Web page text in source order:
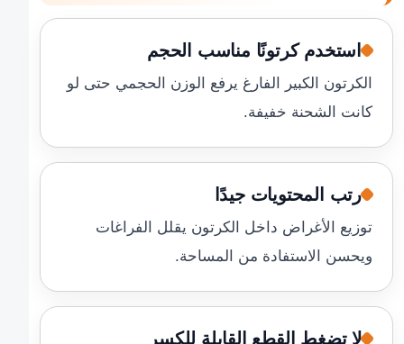
استخدم كرتونًا مناسب الحجم
الكرتون الكبير الفارغ يرفع الوزن الحجمي حتى لو
كانت الشحنة خفيفة.
رتب المحتويات جيدًا
توزيع الأغراض داخل الكرتون يقلل الفراغات
ويحسن الاستفادة من المساحة.
لا تضغط القطع القابلة للكسر